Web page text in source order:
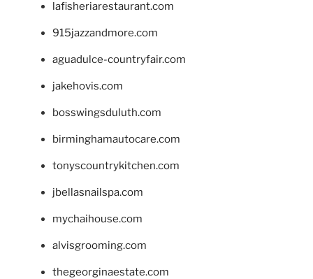
lafisheriarestaurant.com
915jazzandmore.com
aguadulce-countryfair.com
jakehovis.com
bosswingsduluth.com
birminghamautocare.com
tonyscountrykitchen.com
jbellasnailspa.com
mychaihouse.com
alvisgrooming.com
thegeorginaestate.com